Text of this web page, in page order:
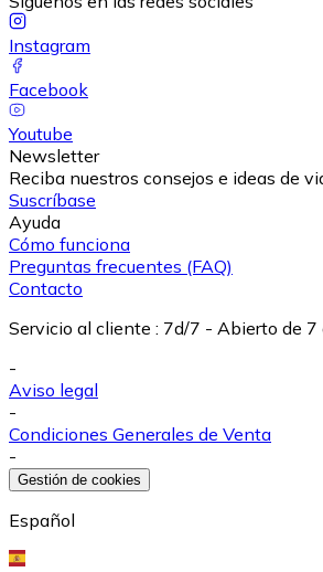
Instagram
Facebook
Youtube
Newsletter
Reciba nuestros consejos e ideas de
Suscríbase
Ayuda
Cómo funciona
Preguntas frecuentes (FAQ)
Contacto
Servicio al cliente : 7d/7 - Abierto de 7
-
Aviso legal
-
Condiciones Generales de Venta
-
Gestión de cookies
Español